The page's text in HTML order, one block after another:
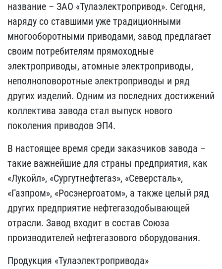
название – ЗАО «Тулаэлектропривод». Сегодня,
наряду со ставшими уже традиционными
многооборотными приводами, завод предлагает
своим потребителям прямоходные
электроприводы, атомные электроприводы,
неполноповоротные электроприводы и ряд
других изделий. Одним из последних достижений
коллектива завода стал выпуск нового
поколения приводов ЭП4.
В настоящее время среди заказчиков завода –
такие важнейшие для страны предприятия, как
«Лукойл», «Сургутнефтегаз», «Северсталь»,
«Газпром», «Росэнергоатом», а также целый ряд
других предприятие нефтегазодобывающей
отрасли. Завод входит в состав Союза
производителей нефтегазового оборудования.
Продукция «Тулаэлектропривода»